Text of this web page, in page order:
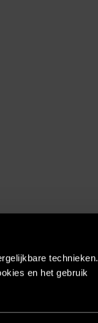
technieken.
en het gebruik